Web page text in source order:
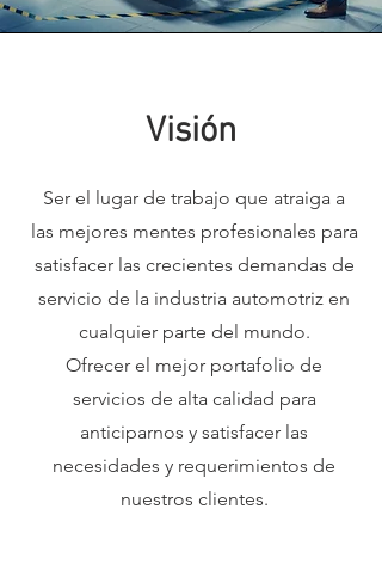
Visión
Ser el lugar de trabajo que atraiga a
las mejores mentes profesionales para
satisfacer las crecientes demandas de
servicio de la industria automotriz en
cualquier parte del mundo.
Ofrecer el mejor portafolio de
servicios de alta calidad para
anticiparnos y satisfacer las
necesidades y requerimientos de
nuestros clientes.